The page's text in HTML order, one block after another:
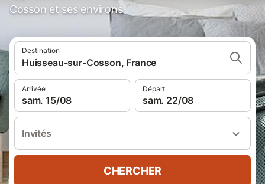
Cosson et ses environs
Destination
Huisseau-sur-Cosson, France
Arrivée
sam. 15/08
Départ
sam. 22/08
Invités
CHERCHER